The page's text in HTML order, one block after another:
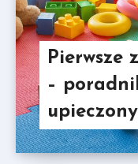
Pierwsze
–